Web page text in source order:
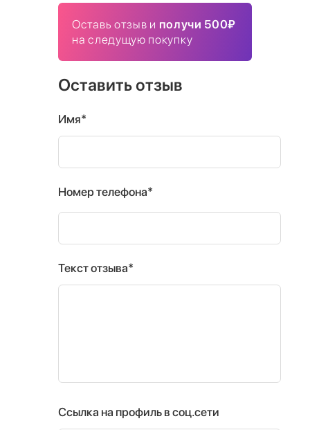
Оставь отзыв и получи 500₽
на следущую покупку
Оставить отзыв
Имя*
Номер телефона*
Текст отзыва*
Ссылка на профиль в соц.сети